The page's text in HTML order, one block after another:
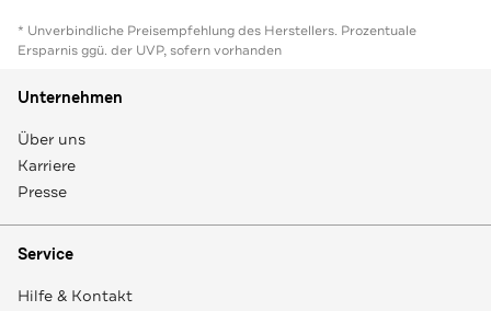
* Unverbindliche Preisempfehlung des Herstellers. Prozentuale
Ersparnis ggü. der UVP, sofern vorhanden
Unternehmen
Über uns
Karriere
Presse
Service
Hilfe & Kontakt